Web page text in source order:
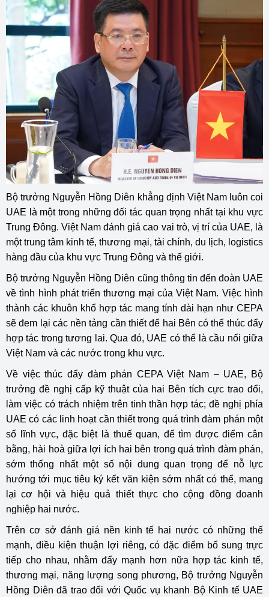
Bộ trưởng Nguyễn Hồng Diên khẳng định Việt Nam luôn coi
UAE là một trong những đối tác quan trọng nhất tại khu vực
Trung Đông. Việt Nam đánh giá cao vai trò, vị trí của UAE, là
một trung tâm kinh tế, thương mại, tài chính, du lịch, logistics
hàng đầu của khu vực Trung Đông và thế giới.
Bộ trưởng Nguyễn Hồng Diên cũng thông tin đến đoàn UAE
về tình hình phát triển thương mại của Việt Nam. Việc hình
thành các khuôn khổ hợp tác mang tính dài hạn như CEPA
sẽ đem lại các nền tảng cần thiết để hai Bên có thể thúc đẩy
hợp tác trong tương lai. Qua đó, UAE có thể là cầu nối giữa
Việt Nam và các nước trong khu vực.
Về việc thúc đẩy đàm phán CEPA Việt Nam – UAE, Bộ
trưởng đề nghị cấp kỹ thuật của hai Bên tích cực trao đổi,
làm việc có trách nhiệm trên tinh thần hợp tác; đề nghị phía
UAE có các linh hoạt cần thiết trong quá trình đàm phán một
số lĩnh vực, đặc biệt là thuế quan, để tìm được điểm cân
bằng, hài hoà giữa lợi ích hai bên trong quá trình đàm phán,
sớm thống nhất một số nội dung quan trọng để nỗ lực
hướng tới mục tiêu ký kết văn kiện sớm nhất có thể, mang
lại cơ hội và hiệu quả thiết thực cho cộng đồng doanh
nghiệp hai nước.
Trên cơ sở đánh giá nền kinh tế hai nước có những thế
mạnh, điều kiện thuận lợi riêng, có đặc điểm bổ sung trực
tiếp cho nhau, nhằm đẩy mạnh hơn nữa hợp tác kinh tế,
thương mại, năng lượng song phương, Bộ trưởng Nguyễn
Hồng Diên đã trao đổi với Quốc vụ khanh Bộ Kinh tế UAE